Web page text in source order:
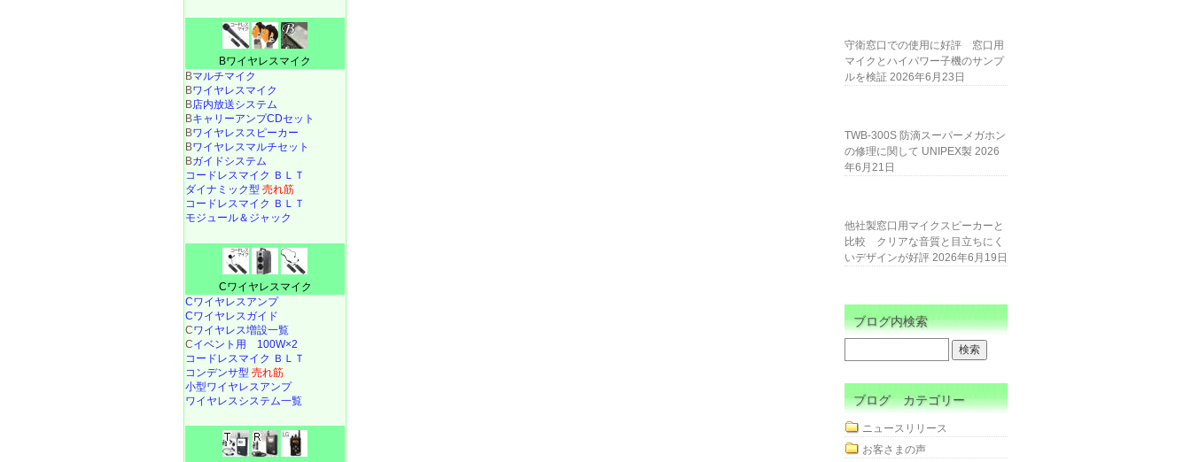
Bワイヤレスマイク
Bマルチマイク
Bワイヤレスマイク
B店内放送システム
BキャリーアンプCDセット
Bワイヤレススピーカー
Bワイヤレスマルチセット
Bガイドシステム
コードレスマイク ＢＬＴ
ダイナミック型 売れ筋
コードレスマイク ＢＬＴ
モジュール＆ジャック
Cワイヤレスマイク
Cワイヤレスアンプ
Cワイヤレスガイド
Cワイヤレス増設一覧
Cイベント用 100W×2
コードレスマイク ＢＬＴ
コンデンサ型 売れ筋
小型ワイヤレスアンプ
ワイヤレスシステム一覧
守衛窓口での使用に好評 窓口用
マイクとハイパワー子機のサンプ
ルを検証 2026年6月23日
TWB-300S 防滴スーパーメガホン
の修理に関して UNIPEX製 2026
年6月21日
他社製窓口用マイクスピーカーと
比較 クリアな音質と目立ちにく
いデザインが好評 2026年6月19日
ブログ内検索
ブログ カテゴリー
ニュースリリース
お客さまの声